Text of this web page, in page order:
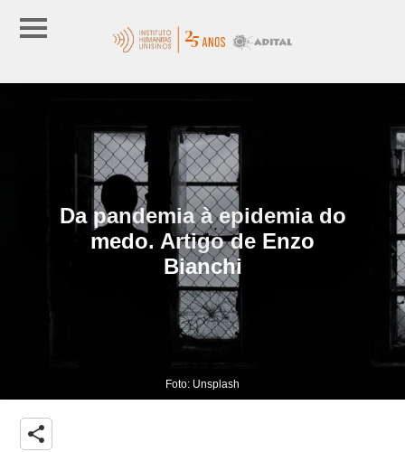
Da pandemia à epidemia do
medo. Artigo de Enzo
Bianchi
Foto: Unsplash
share